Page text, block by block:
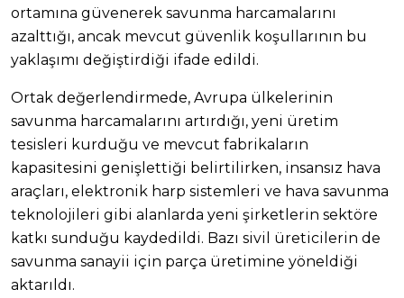
ortamına güvenerek savunma harcamalarını
azalttığı, ancak mevcut güvenlik koşullarının bu
yaklaşımı değiştirdiği ifade edildi.
Ortak değerlendirmede, Avrupa ülkelerinin
savunma harcamalarını artırdığı, yeni üretim
tesisleri kurduğu ve mevcut fabrikaların
kapasitesini genişlettiği belirtilirken, insansız hava
araçları, elektronik harp sistemleri ve hava savunma
teknolojileri gibi alanlarda yeni şirketlerin sektöre
katkı sunduğu kaydedildi. Bazı sivil üreticilerin de
savunma sanayii için parça üretimine yöneldiği
aktarıldı.